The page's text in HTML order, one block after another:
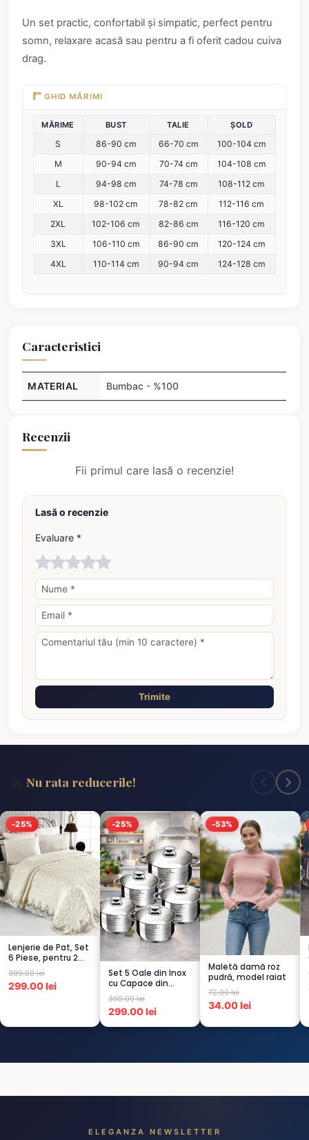
Un set practic, confortabil și simpatic, perfect pentru
somn, relaxare acasă sau pentru a fi oferit cadou cuiva
drag.
GHID MĂRIMI
MĂRIME BUST TALIE ȘOLD
S 86-90 cm 66-70 cm
100-104 cm
M
90-94 cm 70-74 cm
104-108 cm
L
94-98 cm 74-78 cm
108-112 cm
XL
98-102 cm 78-82 cm
112-116 cm
2XL
102-106 cm 82-86 cm
116-120 cm
3XL
106-110 cm 86-90 cm
120-124 cm
4XL
110-114 cm 90-94 cm 124-128 cm
Caracteristici
MATERIAL Bumbac - %100
Recenzii
Fii primul care lasă o recenzie!
Lasă o recenzie
Evaluare *
Trimite
Nu rata reducerile!
-25%
Lenjerie de Pat, Set
6 Piese, pentru 2
persoana, CREM-
4...
399.00 lei
299.00 lei
-25%
Set 5 Oale din Inox
cu Capace din
Sticlă
Termorezistent...
399.00 lei
299.00 lei
-53%
Maletă damă roz
pudră, model raiat
72.00 lei
34.00 lei
ELEGANZA NEWSLETTER